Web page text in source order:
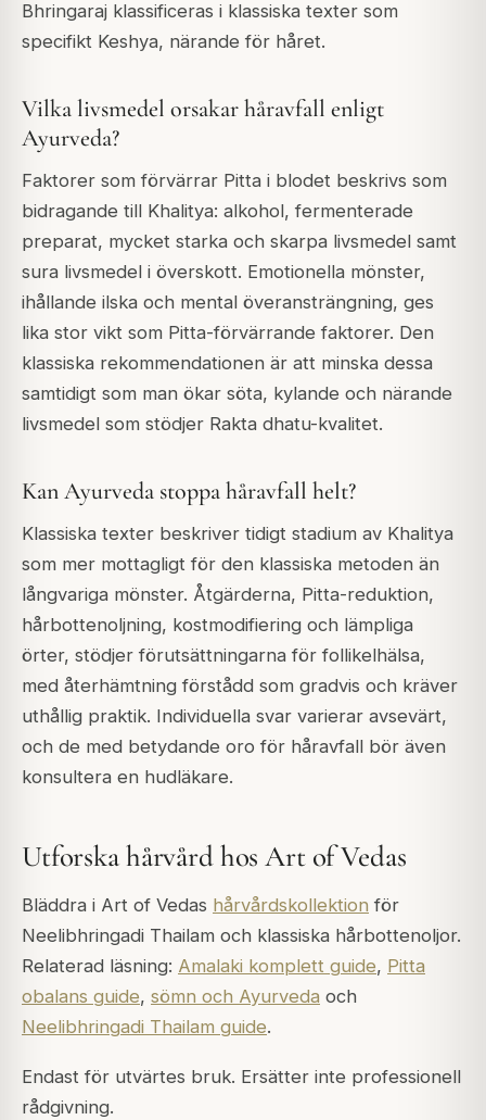
Bhringaraj klassificeras i klassiska texter som
specifikt Keshya, närande för håret.
Vilka livsmedel orsakar håravfall enligt
Ayurveda?
Faktorer som förvärrar Pitta i blodet beskrivs som
bidragande till Khalitya: alkohol, fermenterade
preparat, mycket starka och skarpa livsmedel samt
sura livsmedel i överskott. Emotionella mönster,
ihållande ilska och mental överansträngning, ges
lika stor vikt som Pitta-förvärrande faktorer. Den
klassiska rekommendationen är att minska dessa
samtidigt som man ökar söta, kylande och närande
livsmedel som stödjer Rakta dhatu-kvalitet.
Kan Ayurveda stoppa håravfall helt?
Klassiska texter beskriver tidigt stadium av Khalitya
som mer mottagligt för den klassiska metoden än
långvariga mönster. Åtgärderna, Pitta-reduktion,
hårbottenoljning, kostmodifiering och lämpliga
örter, stödjer förutsättningarna för follikelhälsa,
med återhämtning förstådd som gradvis och kräver
uthållig praktik. Individuella svar varierar avsevärt,
och de med betydande oro för håravfall bör även
konsultera en hudläkare.
Utforska hårvård hos Art of Vedas
Bläddra i Art of Vedas hårvårdskollektion för
Neelibhringadi Thailam och klassiska hårbottenoljor.
Relaterad läsning: Amalaki komplett guide, Pitta
obalans guide, sömn och Ayurveda och
Neelibhringadi Thailam guide.
Endast för utvärtes bruk. Ersätter inte professionell
rådgivning.